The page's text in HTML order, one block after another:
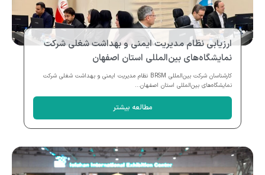
ارزیابی نظام مدیریت ایمنی و بهداشت شغلی شرکت
نمایشگاه‌های بین‌المللی استان اصفهان
کارشناسان شرکت بین‌المللی BRSM نظام مدیریت ایمنی و بهداشت شغلی شرکت
نمایشگاه‌های بین‌المللی استان اصفهان...
مطالعه بیشتر